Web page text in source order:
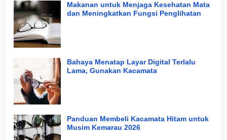
Makanan untuk Menjaga Kesehatan Mata
dan Meningkatkan Fungsi Penglihatan
Bahaya Menatap Layar Digital Terlalu
Lama, Gunakan Kacamata
Panduan Membeli Kacamata Hitam untuk
Musim Kemarau 2026